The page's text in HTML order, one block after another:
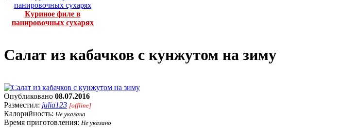
Куриное филе в
панировочных сухарях
Салат из кабачков с кунжутом на зиму
Опубликовано 08.07.2016
Разместил: julia123 [offline]
Калорийность: Не указана
Время приготовления: Не указано